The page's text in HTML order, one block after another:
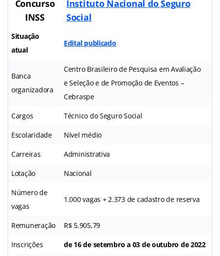
Concurso
INSS
Instituto Nacional do Seguro
Social
Situação
atual
Edital publicado
Banca
organizadora
Centro Brasileiro de Pesquisa em Avaliação
e Seleção e de Promoção de Eventos –
Cebraspe
Cargos Técnico do Seguro Social
Escolaridade Nível médio
Carreiras Administrativa
Lotação Nacional
Número de
vagas
1.000 vagas + 2.373 de cadastro de reserva
Remuneração R$ 5.905,79
Inscrições de 16 de setembro a 03 de outubro de 2022